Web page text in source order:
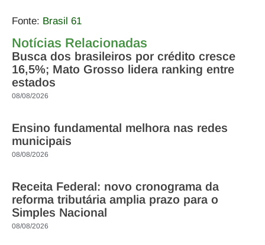
Fonte: Brasil 61
Notícias Relacionadas
Busca dos brasileiros por crédito cresce
16,5%; Mato Grosso lidera ranking entre
estados
08/08/2026
Ensino fundamental melhora nas redes
municipais
08/08/2026
Receita Federal: novo cronograma da
reforma tributária amplia prazo para o
Simples Nacional
08/08/2026